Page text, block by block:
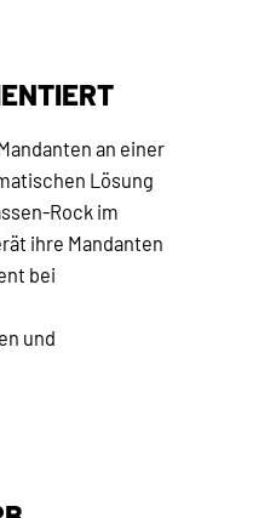
an einer
Lösung
Rock im
ihre Mandanten
bei
und